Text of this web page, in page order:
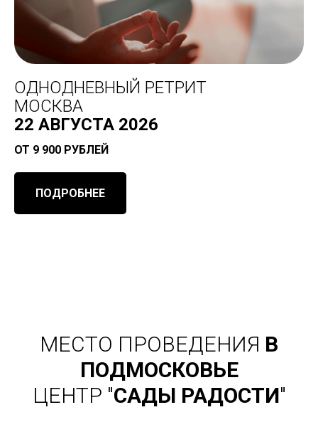
ОДНОДНЕВНЫЙ РЕТРИТ
МОСКВА
22 АВГУСТА 2026
ОТ 9 900 РУБЛЕЙ
ПОДРОБНЕЕ
МЕСТО ПРОВЕДЕНИЯ В
ПОДМОСКОВЬЕ
ЦЕНТР "САДЫ РАДОСТИ"